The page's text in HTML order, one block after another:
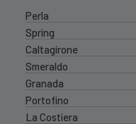
Perla
Spring
Caltagirone
Smeraldo
Granada
Portofino
La Costiera